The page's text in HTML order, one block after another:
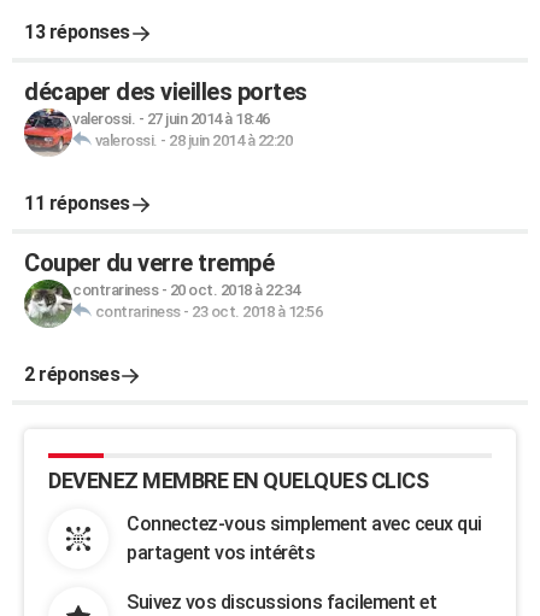
13 réponses
décaper des vieilles portes
valerossi. - 27 juin 2014 à 18:46
valerossi. - 28 juin 2014 à 22:20
11 réponses
Couper du verre trempé
contrariness- 20 oct. 2018 à 22:34
contrariness- 23 oct. 2018 à 12:56
2 réponses
DEVENEZ MEMBRE EN QUELQUES CLICS
Connectez-vous simplement avec ceux qui
partagent vos intérêts
Suivez vos discussions facilement et